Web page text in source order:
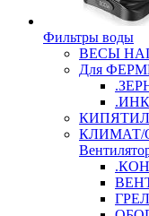
Фильтры воды
ВЕСЫ
Для
КЛИМАТ/